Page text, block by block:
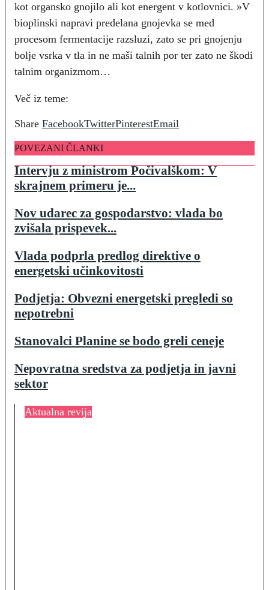
kot organsko gnojilo ali kot energent v kotlovnici. »V
bioplinski napravi predelana gnojevka se med
procesom fermentacije razsluzi, zato se pri gnojenju
bolje vsrka v tla in ne maši talnih por ter zato ne škodi
talnim organizmom…
Več iz teme:
Share FacebookTwitterPinterestEmail
POVEZANI ČLANKI
Intervju z ministrom Počivalškom: V
skrajnem primeru je...
Nov udarec za gospodarstvo: vlada bo
zvišala prispevek...
Vlada podprla predlog direktive o
energetski učinkovitosti
Podjetja: Obvezni energetski pregledi so
nepotrebni
Stanovalci Planine se bodo greli ceneje
Nepovratna sredstva za podjetja in javni
sektor
Aktualna revija